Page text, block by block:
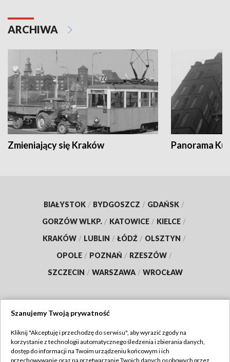
ARCHIWA
Zmieniający się Kraków Panorama
BIAŁYSTOK / BYDGOSZCZ / GDAŃSK /
GORZÓW WLKP. / KATOWICE / KIELCE /
KRAKÓW / LUBLIN / ŁÓDŹ / OLSZTYN /
OPOLE / POZNAŃ / RZESZÓW /
SZCZECIN / WARSZAWA / WROCŁAW
TVP
Szanujemy Twoją prywatność
Kliknij "Akceptuję i przechodzę do serwisu", aby wyrazić zgody na
korzystanie z technologii automatycznego śledzenia i zbierania danych,
dostęp do informacji na Twoim urządzeniu końcowym i ich
przechowywanie oraz na przetwarzanie Twoich danych osobowych przez